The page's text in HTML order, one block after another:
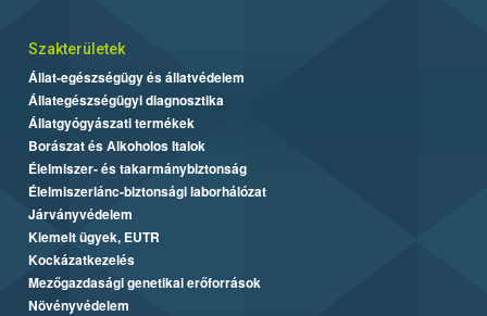
Szakterületek
Állat-egészségügy és állatvédelem
Állategészségügyi diagnosztika
Állatgyógyászati termékek
Borászat és Alkoholos Italok
Élelmiszer- és takarmánybiztonság
Élelmiszerlánc-biztonsági laborhálózat
Járványvédelem
Kiemelt ügyek, EUTR
Kockázatkezelés
Mezőgazdasági genetikai erőforrások
Növényvédelem